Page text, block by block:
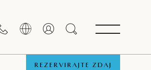
REZERVIRAJTE ZDAJ